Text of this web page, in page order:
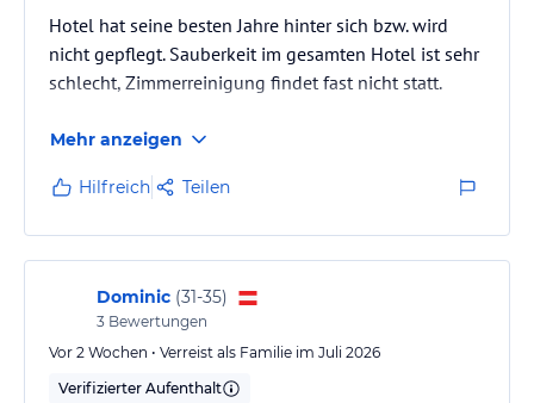
Hotel hat seine besten Jahre hinter sich bzw. wird
nicht gepflegt. Sauberkeit im gesamten Hotel ist sehr
schlecht, Zimmerreinigung findet fast nicht statt.
Mehr anzeigen
Hilfreich Teilen
Dominic (31-35)
3 Bewertungen
Vor 2 Wochen • Verreist als Familie im Juli 2026
Verifizierter Aufenthalt